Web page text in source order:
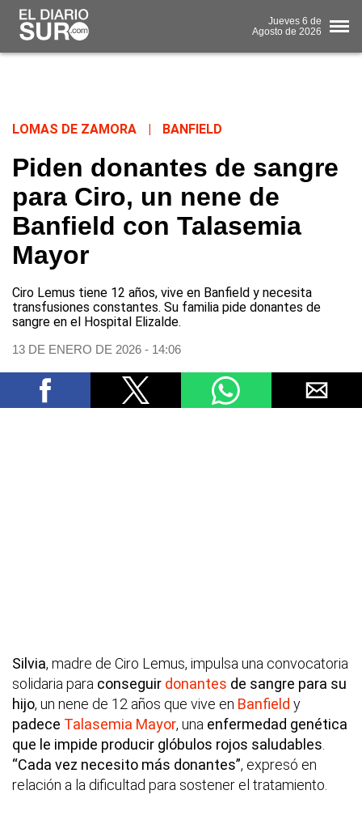
Jueves 6 de
Agosto de 2026
LOMAS DE ZAMORA BANFIELD
Piden donantes de sangre
para Ciro, un nene de
Banfield con Talasemia
Mayor
Ciro Lemus tiene 12 años, vive en Banfield y necesita
transfusiones constantes. Su familia pide donantes de
sangre en el Hospital Elizalde.
13 DE ENERO DE 2026 - 14:06
Silvia, madre de Ciro Lemus, impulsa una convocatoria
solidaria para conseguir donantes de sangre para su
hijo, un nene de 12 años que vive en Banfield y
padece Talasemia Mayor, una enfermedad genética
que le impide producir glóbulos rojos saludables.
“Cada vez necesito más donantes”, expresó en
relación a la dificultad para sostener el tratamiento.